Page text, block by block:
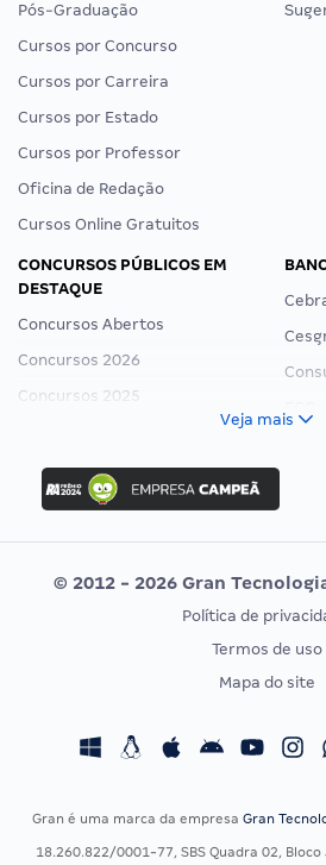
Pós-Graduação
Cursos por Concurso
Cursos por Carreira
Cursos por Estado
Cursos por Professor
Oficina de Redação
Cursos Online Gratuitos
CONCURSOS PÚBLICOS EM
DESTAQUE
Concursos Abertos
Concursos 2026
Concursos 2025
Concurso Ibama
Concurso MPU
Editais publicados
CONCURSOS POR PROFISSÃO
Concursos Fiscais
Veja mais
© 2012 - 2026 Gran
Política de
Termos de uso
Mapa do site
Gran é uma marca da empresa Gran
18.260.822/0001-77, SBS Quadra 02,